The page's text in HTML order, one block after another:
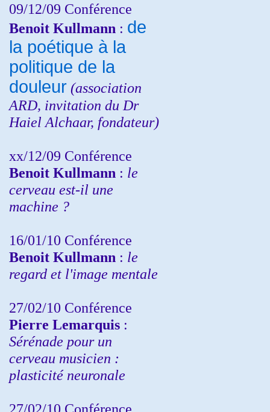
09/12/09 Conférence
Benoit Kullmann : de
la poétique à la
politique de la
douleur (association
ARD, invitation du Dr
Haiel Alchaar, fondateur)
xx/12/09 Conférence
Benoit Kullmann : le
cerveau est-il une
machine ?
16/01/10 Conférence
Benoit Kullmann : le
regard et l'image mentale
27/02/10 Conférence
Pierre Lemarquis :
Sérénade pour un
cerveau musicien :
plasticité neuronale
27/02/10 Conférence